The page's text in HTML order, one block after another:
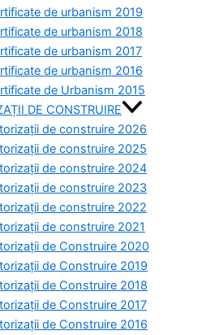
de urbanism 2019
de urbanism 2018
de urbanism 2017
de urbanism 2016
de Urbanism 2015
DE CONSTRUIRE
de construire 2026
de construire 2025
de construire 2024
de construire 2023
de construire 2022
de construire 2021
de Construire 2020
de Construire 2019
de Construire 2018
de Construire 2017
de Construire 2016